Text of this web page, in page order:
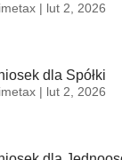
| lut 2, 2026
dla Spółki
| lut 2, 2026